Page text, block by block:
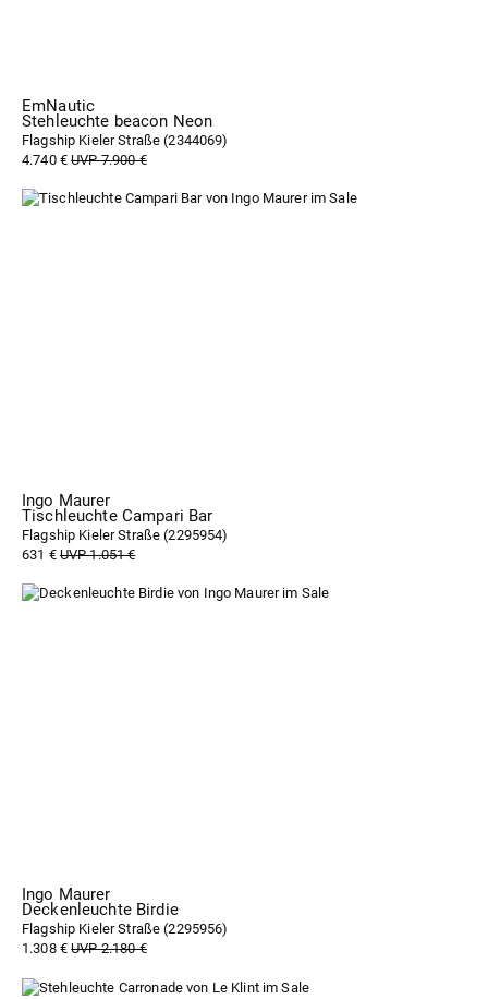
EmNautic
Stehleuchte beacon Neon
Flagship Kieler Straße (2344069)
4.740 €UVP 7.900 €
Ingo Maurer
Tischleuchte Campari Bar
Flagship Kieler Straße (2295954)
631 €UVP 1.051 €
Ingo Maurer
Deckenleuchte Birdie
Flagship Kieler Straße (2295956)
1.308 €UVP 2.180 €